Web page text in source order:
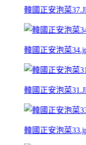
韓國正安泡菜
韓國正安泡菜
韓國正安泡菜
韓國正安泡菜